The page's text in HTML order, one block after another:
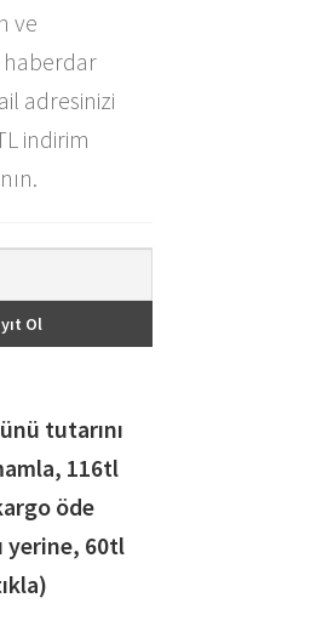
ve
adresinizi
indirim
tutarını
116tl
öde
yerine, 60tl
tıkla)